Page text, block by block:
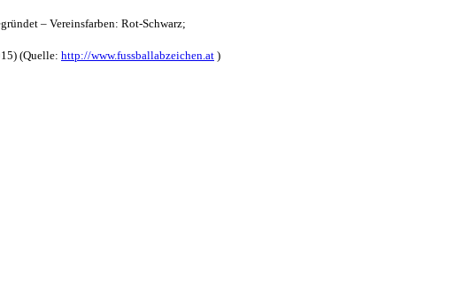
– Vereinsfarben: Rot-Schwarz;
(Quelle: http://www.fussballabzeichen.at )